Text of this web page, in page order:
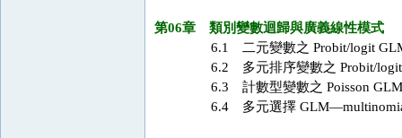
第06章 類別變數迴歸與廣義線性模式
6.1 二元變數之 Probit/logit
6.2 多元排序變數之 Probit/
6.3 計數型變數之 Poisson
6.4 多元選擇